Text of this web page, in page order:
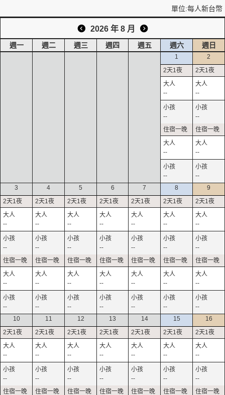
單位:每人新台幣
2026 年 8 月
週一 週二 週三 週四 週五 週六 週日
1
--
--
--
--
2
--
--
--
--
3
--
--
--
--
4
--
--
--
--
5
--
--
--
--
6
--
--
--
--
7
--
--
--
--
8
--
--
--
--
9
--
--
--
--
10
--
--
11
--
--
12
--
--
13
--
--
14
--
--
15
--
--
16
--
--